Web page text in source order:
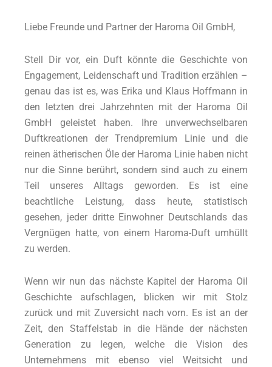
Liebe Freunde und Partner der Haroma Oil GmbH,
Stell Dir vor, ein Duft könnte die Geschichte von
Engagement, Leidenschaft und Tradition erzählen –
genau das ist es, was Erika und Klaus Hoffmann in
den letzten drei Jahrzehnten mit der Haroma Oil
GmbH geleistet haben. Ihre unverwechselbaren
Duftkreationen der Trendpremium Linie und die
reinen ätherischen Öle der Haroma Linie haben nicht
nur die Sinne berührt, sondern sind auch zu einem
Teil unseres Alltags geworden. Es ist eine
beachtliche Leistung, dass heute, statistisch
gesehen, jeder dritte Einwohner Deutschlands das
Vergnügen hatte, von einem Haroma-Duft umhüllt
zu werden.
Wenn wir nun das nächste Kapitel der Haroma Oil
Geschichte aufschlagen, blicken wir mit Stolz
zurück und mit Zuversicht nach vorn. Es ist an der
Zeit, den Staffelstab in die Hände der nächsten
Generation zu legen, welche die Vision des
Unternehmens mit ebenso viel Weitsicht und